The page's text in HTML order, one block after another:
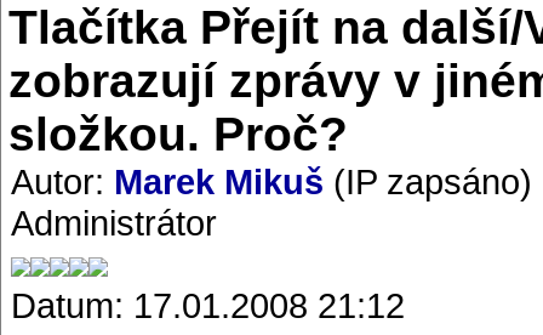
Tlačítka Přejít na
zobrazují zprávy v
složkou. Proč?
Autor: Marek Mikuš (IP zapsáno)
Administrátor
Datum: 17.01.2008 21:12